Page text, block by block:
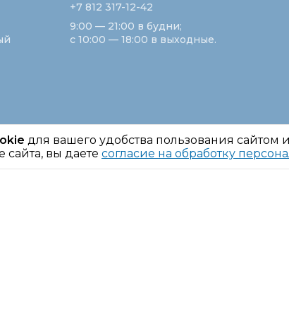
для вашего удобства пользования
вы даете согласие на обработку
+7 812 317-12-42
9:00 — 21:00 в будни;
с 10:00 — 18:00 в выходные.